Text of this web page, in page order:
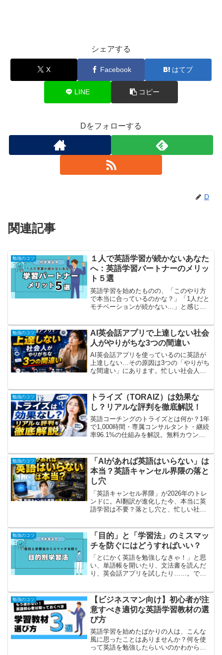
シェアする
X Facebook はてブ
LINE コピー
Dをフォローする
D
関連記事
勉強のコツ
１人で英語学習が続かないあなた
へ：英語学習パートナーのメリッ
ト５選
英語学習を始めたものの、「このやり方
で本当に合っているのかな？」「1人だと
モチベーションが続かない…」と感じる
続の難しさ」や「学習方法への不安」 も
つきものです。そんな...
勉強のコツ
AI英会話アプリで上達しない社会
人がやりがちな3つの間違い
AI英会話アプリを使っているのに英語が
上達しない…その原因は3つの「やりがち
な間違い」にあります。忙しい社会人で
勉強のコツ
トライズ（TORAIZ）は効果な
し？リアルな評判を徹底解説！
英語コーチングのトライズとは何か？1年
で1,000時間・専属コンサルタント・継続
率96.1%の仕組みを解説。無料カウンセ
勉強のコツ
「AIがあれば英語はいらない」は
本当？英語キャンセル界隈の落と
し穴
「英語キャンセル界隈」が2026年のトレ
ンドに。AI翻訳が進化した今、本当に英
語学習は不要？落とし穴と、忙しい社会
勉強のコツ
「目的」と「学習法」のミスマッ
チを防ぐにはどうすればいい？
「とにかく英語を勉強しなきゃ！」と思
い、単語帳を開いたり、文法書を読んだ
り、英会話アプリを試したり……。で
不安になることはありませんか？もしか
すると、そのモヤモヤの原因...
勉強のコツ
【ビジネスマン向け】初心者が注
意すべき適切な英語学習教材の選
び方
英語学習を始めたばかりの人は、こんな
風に思ったことはありませんか？何を使
って英語を勉強したらいいのかわからな